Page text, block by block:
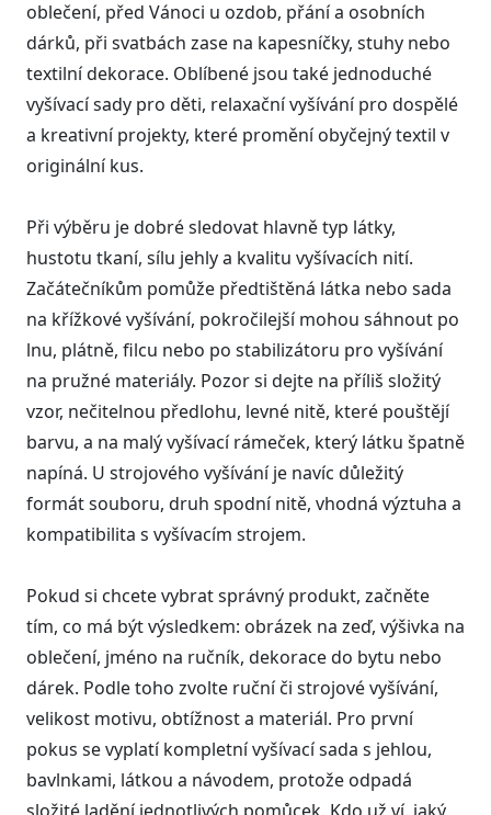
oblečení, před Vánoci u ozdob, přání a osobních
dárků, při svatbách zase na kapesníčky, stuhy nebo
textilní dekorace. Oblíbené jsou také jednoduché
vyšívací sady pro děti, relaxační vyšívání pro dospělé
a kreativní projekty, které promění obyčejný textil v
originální kus.
Při výběru je dobré sledovat hlavně typ látky,
hustotu tkaní, sílu jehly a kvalitu vyšívacích nití.
Začátečníkům pomůže předtištěná látka nebo sada
na křížkové vyšívání, pokročilejší mohou sáhnout po
lnu, plátně, filcu nebo po stabilizátoru pro vyšívání
na pružné materiály. Pozor si dejte na příliš složitý
vzor, nečitelnou předlohu, levné nitě, které pouštějí
barvu, a na malý vyšívací rámeček, který látku špatně
napíná. U strojového vyšívání je navíc důležitý
formát souboru, druh spodní nitě, vhodná výztuha a
kompatibilita s vyšívacím strojem.
Pokud si chcete vybrat správný produkt, začněte
tím, co má být výsledkem: obrázek na zeď, výšivka na
oblečení, jméno na ručník, dekorace do bytu nebo
dárek. Podle toho zvolte ruční či strojové vyšívání,
velikost motivu, obtížnost a materiál. Pro první
pokus se vyplatí kompletní vyšívací sada s jehlou,
bavlnkami, látkou a návodem, protože odpadá